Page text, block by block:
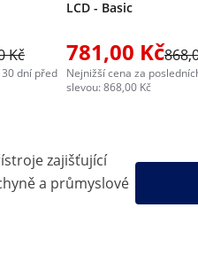
Kč
dní před
LCD - Basic
781,00 Kč
Nejnižší cena za
slevou: 868,00 Kč
zajišťující
a průmyslové